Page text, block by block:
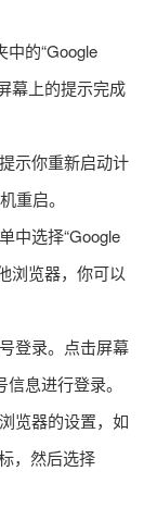
中的“Google
幕上的提示完成
示你重新启动计
重启。
中选择“Google
浏览器，你可以
登录。点击屏幕
息进行登录。
览器的设置，如
，然后选择